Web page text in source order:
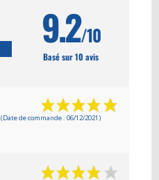
9.2/10
Basé sur 10 avis
(Date de commande : 06/12/2021)